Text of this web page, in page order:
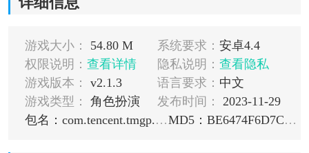
游戏大小： 54.80 M 系统要求： 安卓4.4
权限说明： 查看详情 隐私说明： 查看隐私
游戏版本：
v2.1.3 语言要求： 中文
游戏类型：
角色扮演 发布时间：
2023-11-29
包名：com.tencent.tmgp.reborn
MD5：BE6474F6D7CF4C441E507F20CAAC9A55